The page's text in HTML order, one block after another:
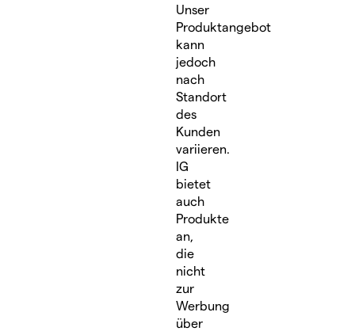
Unser
Produktangebot
kann
jedoch
nach
Standort
des
Kunden
variieren.
IG
bietet
auch
Produkte
an,
die
nicht
zur
Werbung
über